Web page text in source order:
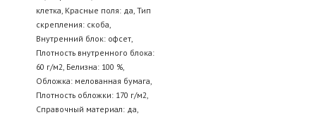
клетка, Красные поля: да, Тип
скрепления: скоба,
Внутренний блок: офсет,
Плотность внутренного блока:
60 г/м2, Белизна: 100 %,
Обложка: мелованная бумага,
Плотность обложки: 170 г/м2,
Справочный материал: да,